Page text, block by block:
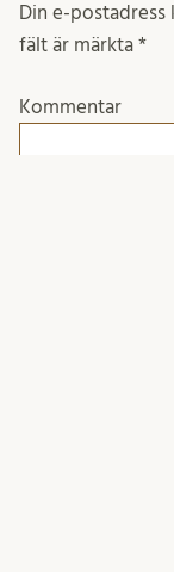
Din e-
fält är märkta *
Kommentar